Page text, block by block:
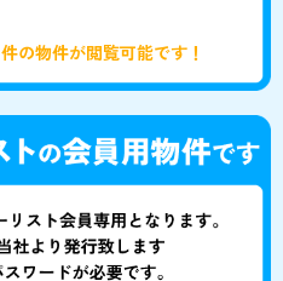
件の物件が閲覧可能です！